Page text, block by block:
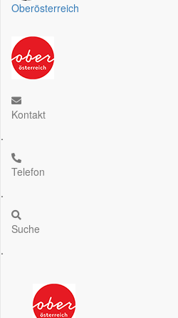
Oberösterreich
Kontakt
.
Telefon
.
Suche
.